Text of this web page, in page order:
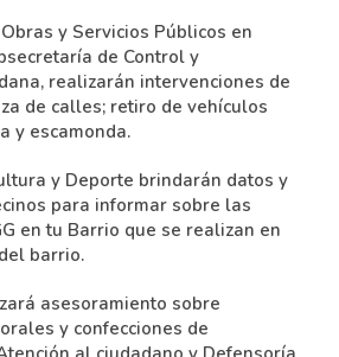
y Servicios Públicos en
de Control y
realizarán intervenciones de
de calles; retiro de vehículos
y escamonda.
y Deporte brindarán datos y
para informar sobre las
en tu Barrio que se realizan en
barrio.
asesoramiento sobre
y confecciones de